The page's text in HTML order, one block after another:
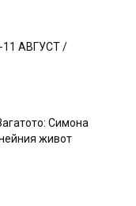
АВГУСТ /
Симона
живот